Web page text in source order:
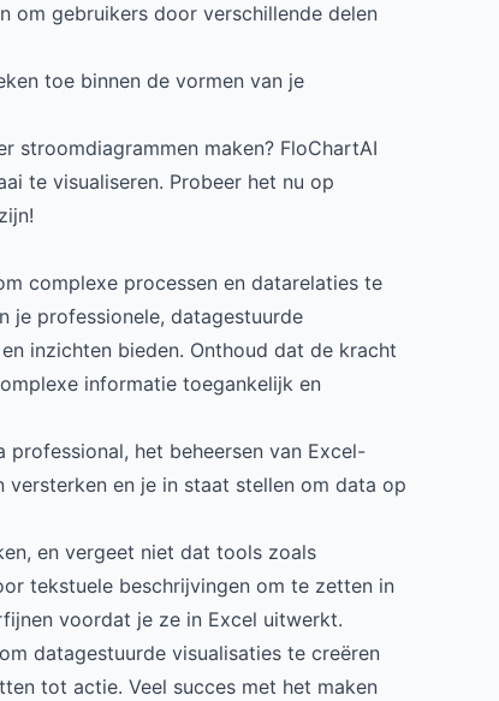
om gebruikers door verschillende delen
toe binnen de vormen van je
stroomdiagrammen maken? FloChartAI
te visualiseren. Probeer het nu op
complexe processen en datarelaties te
je professionele, datagestuurde
inzichten bieden. Onthoud dat de kracht
informatie toegankelijk en
het beheersen van Excel-
en je in staat stellen om data op
en vergeet niet dat tools zoals
tekstuele beschrijvingen om te zetten in
voordat je ze in Excel uitwerkt.
datagestuurde visualisaties te creëren
tot actie. Veel succes met het maken